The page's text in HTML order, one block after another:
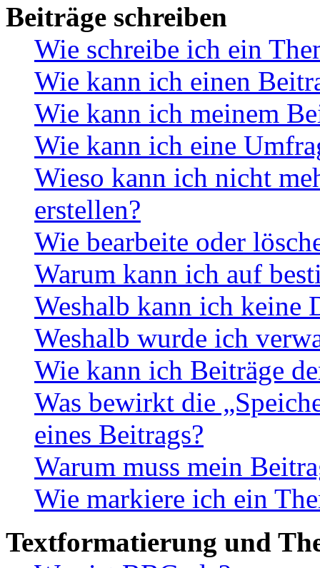
Beiträge schreiben
Wie schreibe ich ein
Wie kann ich einen
Wie kann ich meinem
Wie kann ich eine
Wieso kann ich nicht
erstellen?
Wie bearbeite oder
Warum kann ich auf
Weshalb kann ich keine
Weshalb wurde ich
Wie kann ich Beiträge
Was bewirkt die
eines Beitrags?
Warum muss mein
Wie markiere ich ein
Textformatierung und